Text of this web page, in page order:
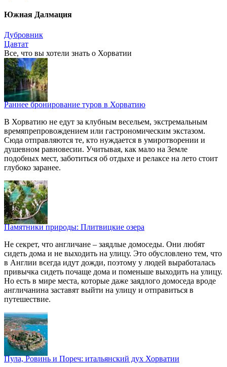
Южная Далмация
Дубровник
Цавтат
Все, что вы хотели знать o Хорватии
Раннее бронирование туров в Хорватию
В Хорватию не едут за клубным весельем, экстремальным
времяпрепровождением или гастрономическим экстазом.
Сюда отправляются те, кто нуждается в умиротворении и
душевном равновесии. Учитывая, как мало на Земле
подобных мест, заботиться об отдыхе и релаксе на лето стоит
глубоко заранее.
Памятники природы: Плитвицкие озера
Не секрет, что англичане – заядлые домоседы. Они любят
сидеть дома и не выходить на улицу. Это обусловлено тем, что
в Англии всегда идут дожди, поэтому у людей выработалась
привычка сидеть почаще дома и поменьше выходить на улицу.
Но есть в мире места, которые даже заядлого домоседа вроде
англичанина заставят выйти на улицу и отправиться в
путешествие.
Пула, Ровинь и Пореч: итальянский дух Хорватии